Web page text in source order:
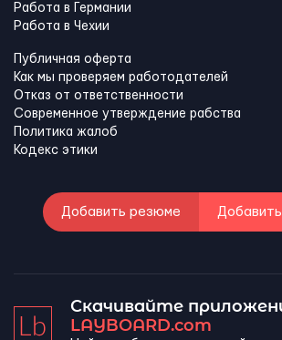
Работа в Германии
Работа в Чехии
Публичная оферта
Как мы проверяем работодателей
Отказ от ответственности
Современное утверждение рабства
Политика жалоб
Кодекс этики
Добавить резюме
Скачивайте
LAYBOARD.com